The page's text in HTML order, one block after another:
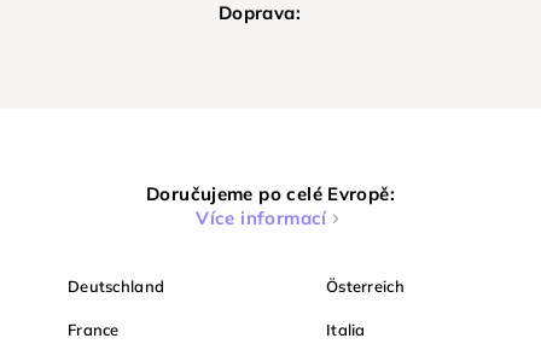
Doprava:
Doručujeme po celé Evropě:
Více informací
Deutschland Österreich
France Italia